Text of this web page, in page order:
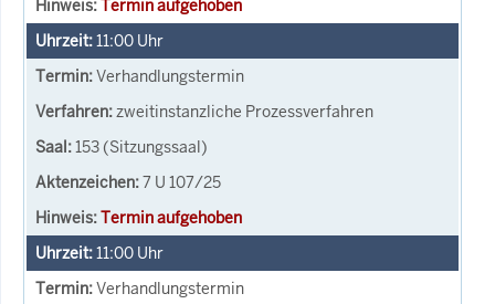
Termin aufgehoben
11:00 Uhr
Verhandlungstermin
zweitinstanzliche Prozessverfahren
153 (Sitzungssaal)
7 U 107/25
Termin aufgehoben
11:00 Uhr
Verhandlungstermin